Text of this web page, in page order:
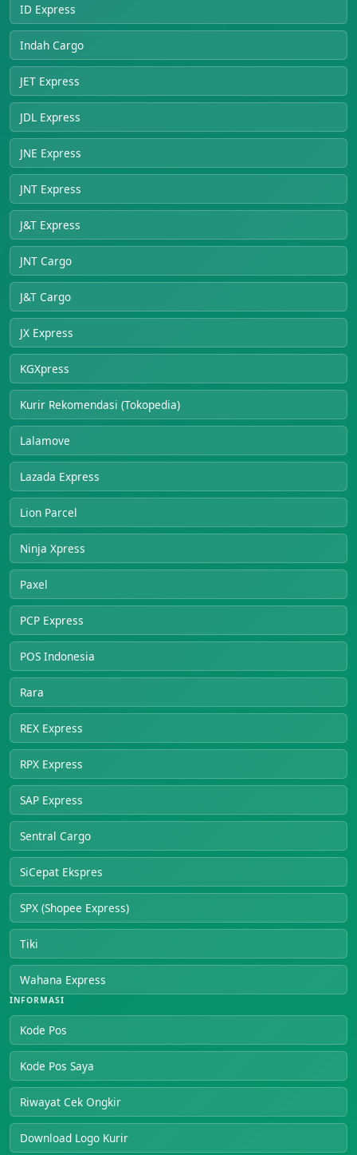
ID Express
Indah Cargo
JET Express
JDL Express
JNE Express
JNT Express
J&T Express
JNT Cargo
J&T Cargo
JX Express
KGXpress
Kurir Rekomendasi (Tokopedia)
Lalamove
Lazada Express
Lion Parcel
Ninja Xpress
Paxel
PCP Express
POS Indonesia
Rara
REX Express
RPX Express
SAP Express
Sentral Cargo
SiCepat Ekspres
SPX (Shopee Express)
Tiki
Wahana Express
INFORMASI
Kode Pos
Kode Pos Saya
Riwayat Cek Ongkir
Download Logo Kurir